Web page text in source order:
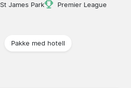
St James Park
Premier League
Pakke med hotell